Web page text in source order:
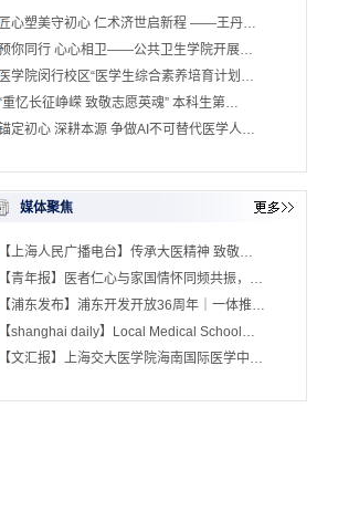
匠心塑美守初心 仁术济世启新程 ——王丹…
你同行 心心相卫——公共卫生学院开展…
医学院闵行校区“医学生综合素养培育计划…
重忆长征峥嵘 致敬志愿英魂” 本科生第…
定初心 深耕本源 争做AI不可替代医学人…
媒体聚焦
【上海人民广播电台】传承大医精神 致敬…
【青年报】医者仁心与家国情怀同频共振，…
【浦东发布】浦东开发开放36周年｜一体推…
【shanghai daily】Local Medical School…
【文汇报】上海交大医学院海南国际医学中…